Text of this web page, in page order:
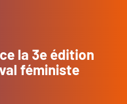
la 3e édition
féministe